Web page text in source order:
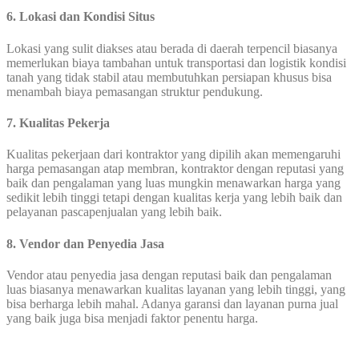
6. Lokasi dan Kondisi Situs
Lokasi yang sulit diakses atau berada di daerah terpencil biasanya
memerlukan biaya tambahan untuk transportasi dan logistik kondisi
tanah yang tidak stabil atau membutuhkan persiapan khusus bisa
menambah biaya pemasangan struktur pendukung.
7. Kualitas Pekerja
Kualitas pekerjaan dari kontraktor yang dipilih akan memengaruhi
harga pemasangan atap membran, kontraktor dengan reputasi yang
baik dan pengalaman yang luas mungkin menawarkan harga yang
sedikit lebih tinggi tetapi dengan kualitas kerja yang lebih baik dan
pelayanan pascapenjualan yang lebih baik.
8. Vendor dan Penyedia Jasa
Vendor atau penyedia jasa dengan reputasi baik dan pengalaman
luas biasanya menawarkan kualitas layanan yang lebih tinggi, yang
bisa berharga lebih mahal. Adanya garansi dan layanan purna jual
yang baik juga bisa menjadi faktor penentu harga.